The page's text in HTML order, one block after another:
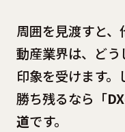
周囲を見渡すと
動産業界は、ど
印象を受けます
勝ち残るなら「
道です。